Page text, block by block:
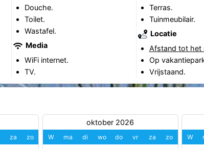
Douche.
Toilet.
Wastafel.
Media
WiFi internet.
TV.
Terras.
Tuinmeubilair.
Locatie
Afstand tot het
Op
Vrijstaand.
za zo
oktober 2026
W ma di wo do vr za zo W